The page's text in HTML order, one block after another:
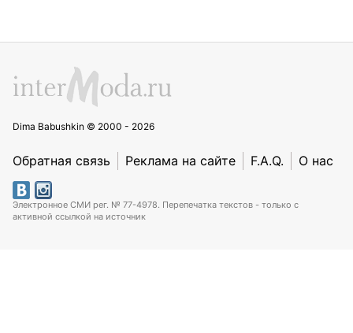
Dima Babushkin © 2000 - 2026
Обратная связь Реклама на сайте F.A.Q. О нас
Электронное СМИ рег. № 77-4978. Перепечатка текстов - только с
активной ссылкой на источник